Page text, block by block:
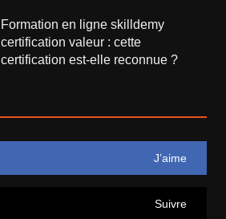
Formation en ligne skilldemy
certification valeur : cette
certification est-elle reconnue ?
J’aime
Suivre